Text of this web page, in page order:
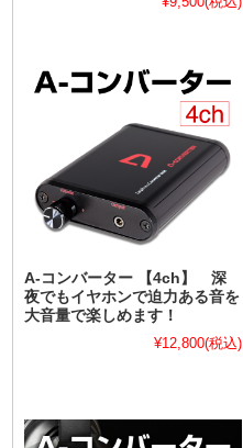
A-コンバーター 【4ch】 深
夜でもイヤホンで迫力ある音を
大音量で楽しめます！
¥12,800(税込)